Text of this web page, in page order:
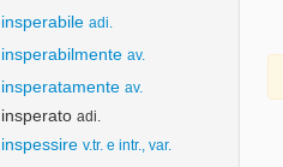
insperabile adi.
insperabilmente av.
insperatamente av.
insperato adi.
inspessire v.tr. e intr., var.